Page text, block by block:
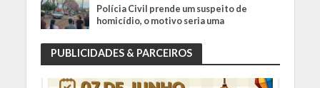
Polícia Civil prende um suspeito de
homicídio, o motivo seria uma
PUBLICIDADES & PARCEIROS